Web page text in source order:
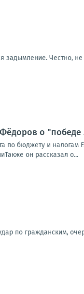
задымление. Честно,
о "победе
по бюджету и
он рассказал о...
по гражданским,